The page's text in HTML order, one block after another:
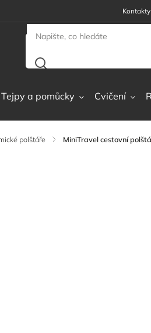
Kontakty
Tejpy a pomůcky Cvičení
polštáře / MiniTravel cestovní